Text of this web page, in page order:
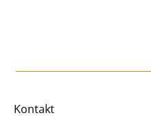
Kontakt